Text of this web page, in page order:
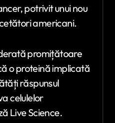
potrivit unui nou
americani.
promițătoare
o proteină implicată
răspunsul
celulelor
Live Science.